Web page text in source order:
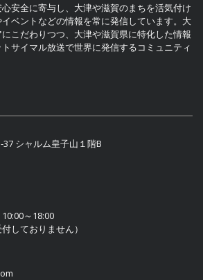
安全に寄与し、大津や滋賀のまちを活気付け
ベントなどの情報を常に発信しています。大
こだわりつつ、大津や滋賀県に特化した情報
サイマル放送で世界に発信するコミュニティ
シャルム皇子山１階B
～18:00
しておりません）